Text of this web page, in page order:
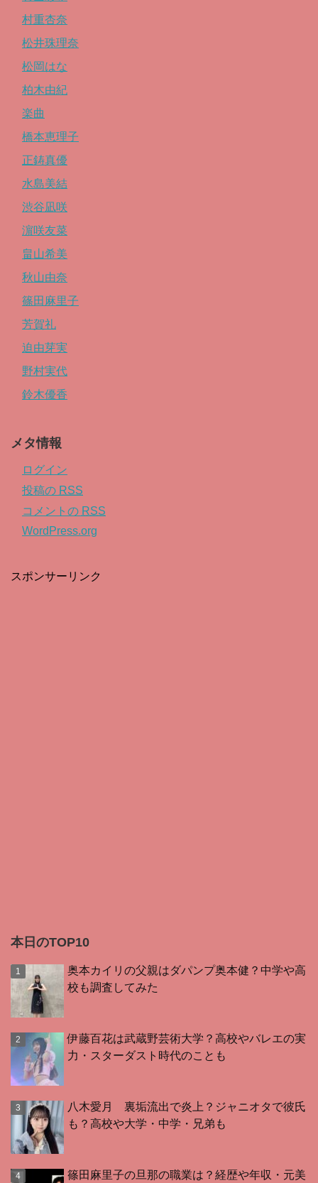
村重杏奈
松井珠理奈
松岡はな
柏木由紀
楽曲
橋本恵理子
正鋳真優
水島美結
渋谷凪咲
濵咲友菜
畠山希美
秋山由奈
篠田麻里子
芳賀礼
迫由芽実
野村実代
鈴木優香
メタ情報
ログイン
投稿の RSS
コメントの RSS
WordPress.org
スポンサーリンク
本日のTOP10
奥本カイリの父親はダパンプ奥本健？中学や高
校も調査してみた
伊藤百花は武蔵野芸術大学？高校やバレエの実
力・スターダスト時代のことも
八木愛月 裏垢流出で炎上？ジャニオタで彼氏
も？高校や大学・中学・兄弟も
篠田麻里子の旦那の職業は？経歴や年収・元美